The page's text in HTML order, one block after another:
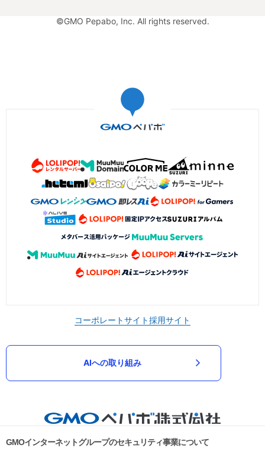
©GMO Pepabo, Inc. All rights reserved.
コーポレートサイト採用サイト
AIへの取り組み
GMOインターネットグループのセキュリティ事業について